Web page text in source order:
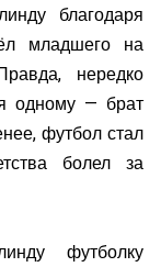
благодаря
младшего на
нередко
одному — брат
футбол стал
болел за
футболку